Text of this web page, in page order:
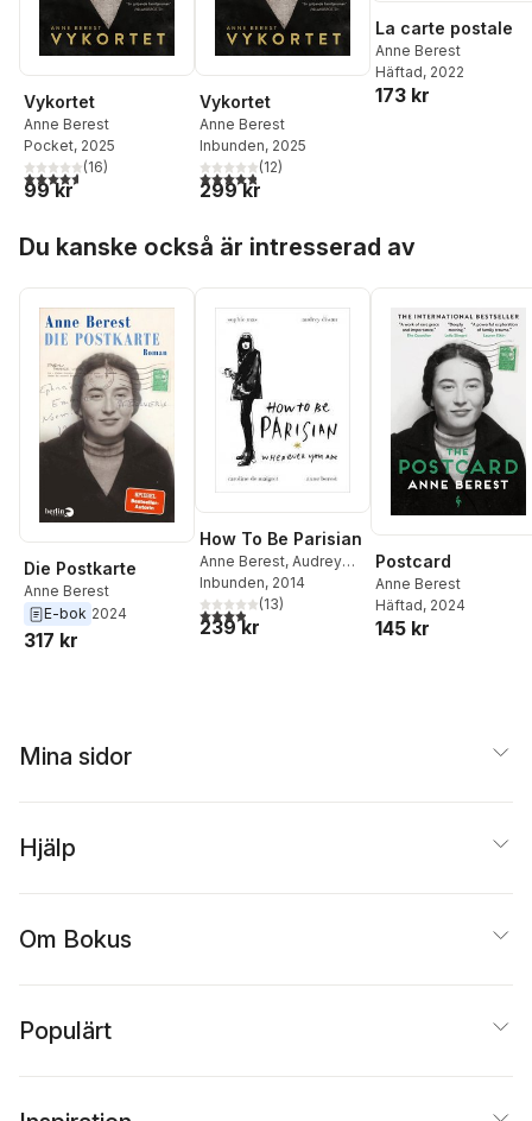
Vykortet
Anne Berest
Pocket, 2025
4,6utav 5 stjärnor. Totalt antal röster:
(16)
99 kr
Vykortet
Anne Berest
Inbunden, 2025
4,8utav 5 stjärnor. Totalt antal röster:
(12)
299 kr
La carte postale
Anne Berest
Häftad, 2022
173 kr
Du kanske också är intresserad av
Die Postkarte
Anne Berest
E-bok 2024
317 kr
How To Be Parisian
Anne Berest, Audrey
Diwan,Caroline de
Maigret,Sophie Mas
Inbunden, 2014
3,9utav 5 stjärnor. Totalt antal röster:
(13)
239 kr
Postcard
Anne Berest
Häftad, 2024
145 kr
Mina sidor
Hjälp
Om Bokus
Populärt